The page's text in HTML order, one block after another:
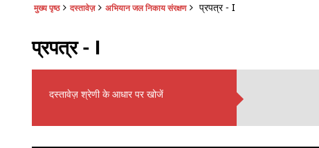
मुख्य पृष्ठ दस्तावेज़ अभियान जल निकाय संरक्षण प्रपत्र - I
प्रपत्र - I
दस्तावेज़ श्रेणी के आधार पर खोजें